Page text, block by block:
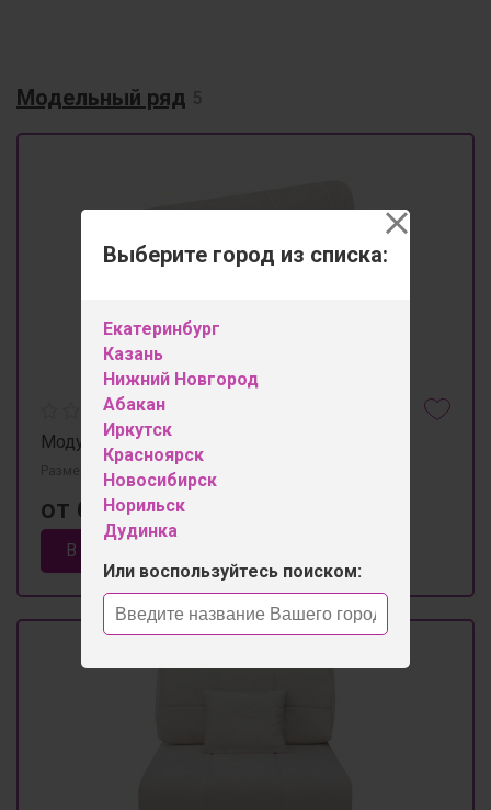
Выберите город из списка:
Екатеринбург
Казань
Нижний Новгород
Абакан
Иркутск
Красноярск
Новосибирск
Норильск
Дудинка
Или воспользуйтесь поиском:
Модельный ряд
Модульная система "Антей" локоть
Размеры 180мм×1200мм×650мм
от 6 700 ₽
В корзину